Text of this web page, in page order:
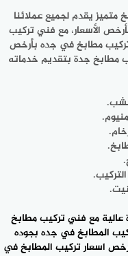
يقدم لجميع عملائنا
الأسعار، مع فني تركيب
مطابخ في جده بأرخص
مطابخ جدة بتقديم خدماته
مع فني تركيب مطابخ
المطابخ في جده بجوده
اسعار تركيب المطابخ في